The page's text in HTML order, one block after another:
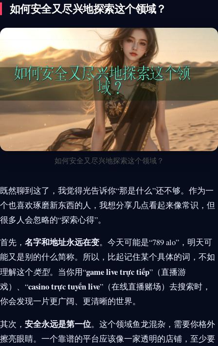
如何安全又尽兴地探索这个领域？
如何安全又尽兴地探索这个领域？
既然聊到这了，我觉得光告诉你“那是什么”还不够。作为一
个也喜欢琢磨新东西的人，我想分享几点看起来像常识，但
很多人会忽略的“探索心得”。
首先， 名字和地址永远在变。今天可能是“789 alo”，明天可
能又是别的什么简称。所以，比起记住某个具体的词，不如
理解这个类型。当你用“game live trực tiếp”（直播游
戏）、“casino trực tuyến live”（在线直播赌场）去搜索时，
你会发现一片更广阔、更清晰的世界。
其次， 安全永远是第一位。这个领域鱼龙混杂，需要你格外
擦亮眼睛。一个靠谱的平台应该像一家透明的店铺，至少要